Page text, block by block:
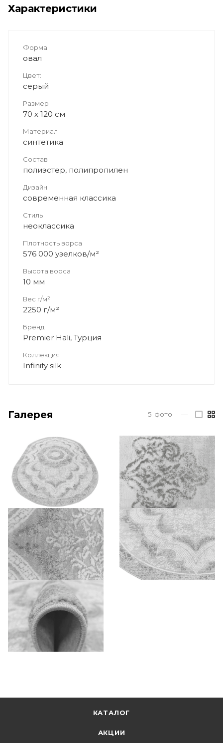
Характеристики
Форма
овал
Цвет:
серый
Размер
70 х 120 см
Материал
синтетика
Состав
полиэстер, полипропилен
Дизайн
современная классика
Стиль
неоклассика
Плотность ворса
576 000 узелков/м²
Высота ворса
10 мм
Вес г/м²
2250 г/м²
Бренд
Premier Hali, Турция
Коллекция
Infinity silk
Галерея 5 фото —
КАТАЛОГ
АКЦИИ